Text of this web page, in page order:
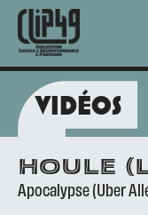
VIDÉOS
HOULE
Apocalypse (Uber